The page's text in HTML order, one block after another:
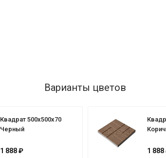
Варианты цветов
Квадрат 500х500х70
Черный
1 888 ₽ 1 888